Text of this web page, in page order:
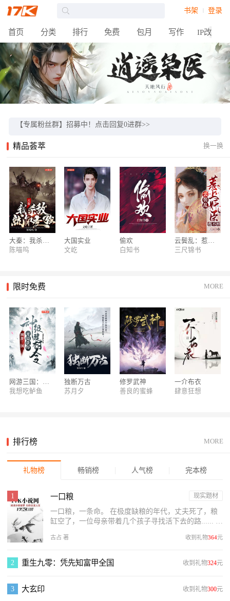
书架 登录
首页 分类 排行 免费 包月 写作 IP改编
【征文】2024北京中轴线征文火热上线，万元奖金等你来！>>
【活动】17K小说17周年站庆活动福利多多，邀你参与！>>
【新书】大神“肥茄子”新书马上阅读>>
【热门】《狂飙》官方授权同名小说>>
【原著】《流浪地球》小说点击阅读>>
【重磅】“开元奖”“奇想奖”获奖作品名单>>
【专属粉丝群】招募中！点击回复0进群>>
【活动】17K小说17周年站庆活动福利多多，邀你参与！>>
【新书】大神“肥茄子”新书马上阅读>>
【热门】《狂飙》官方授权同名小说>>
【原著】《流浪地球》小说点击阅读>>
【重磅】“开元奖”“奇想奖”获奖作品名单>>
【重磅】梦想积分全新上线！为爱发电，筑梦起航>>
精品荟萃 换一换
大秦：我杀敌就能变强
陈喵呜
大国实业
文屹
偷欢
白知书
云鬓乱：惹上奸臣逃不掉
三尺锦书
限时免费 MORE
我想吃鲈鱼
独断万古
苏月夕
修罗武神
善良的蜜蜂
一介布衣
肆意狂想
排行榜 MORE
礼物榜 畅销榜 人气榜 完本榜
一口粮 现实题材
一口粮，一条命。 在极度缺粮的年代，丈夫死了，粮
缸空了，一位母亲带着几个孩子寻找活下去的路...... 母
没想到...
古占 著 收到礼物364元
重生九零：凭先知富甲全国 收到礼物324元
大玄印 收到礼物300元